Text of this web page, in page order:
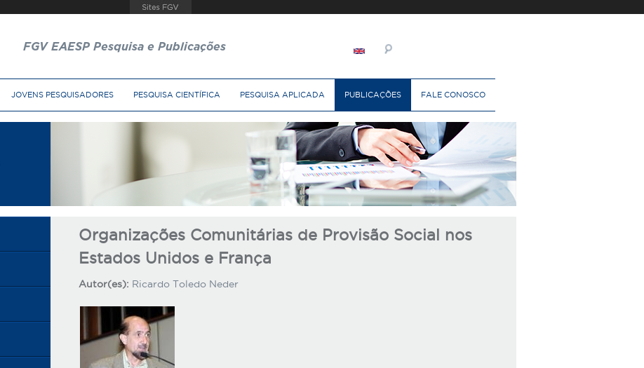
FGV EAESP Pesquisa e Publicações
JOVENS PESQUISADORES PESQUISA CIENTÍFICA PESQUISA APLICADA PUBLICAÇÕES FALE CONOSCO
Organizações Comunitárias de Provisão Social nos
Estados Unidos e França
Autor(es): Ricardo Toledo Neder